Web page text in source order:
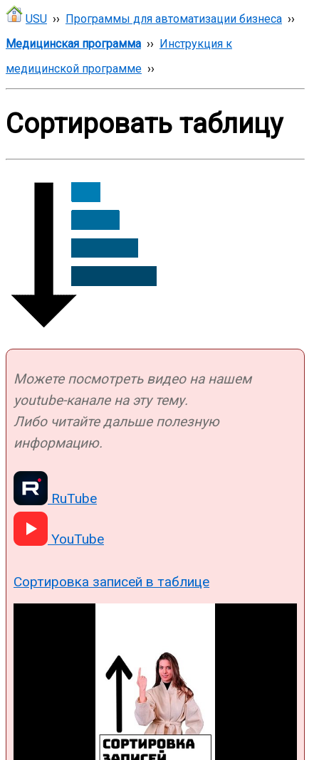
USU ›› Программы для автоматизации бизнеса ››
Медицинская программа ›› Инструкция к
медицинской программе ››
Сортировать таблицу
Можете посмотреть видео на нашем
youtube-канале на эту тему.
Либо читайте дальше полезную
информацию.
RuTube
YouTube
Сортировка записей в таблице